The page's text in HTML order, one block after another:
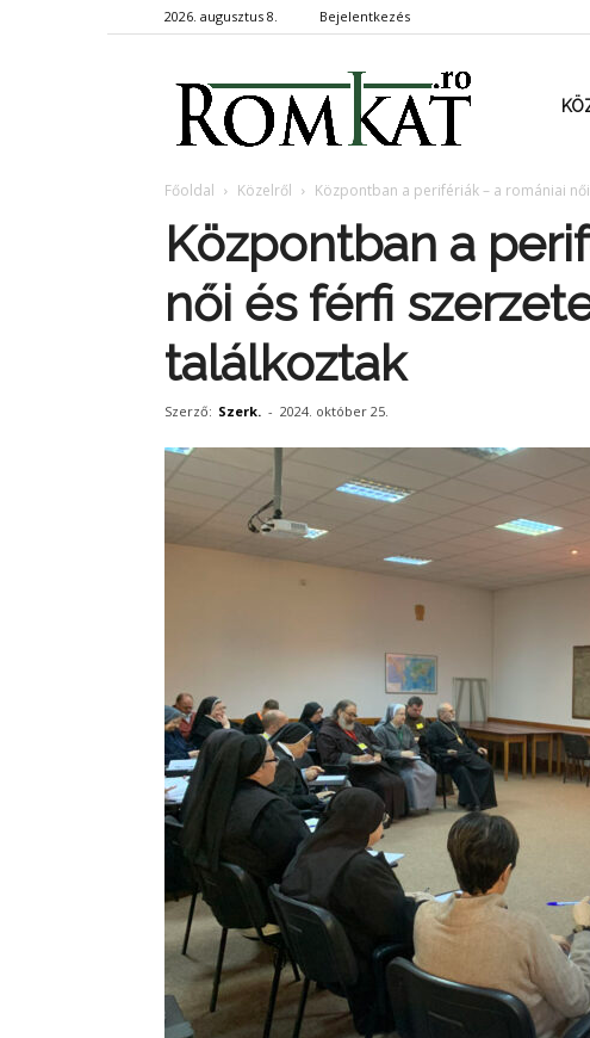
2026. augusztus 8. Bejelentkezés
RomKat.ro
Főoldal Közelről Központban a perifériák – a romániai
Központban a
női és férfi
találkoztak
Szerző: Szerk. - 2024. október 25.